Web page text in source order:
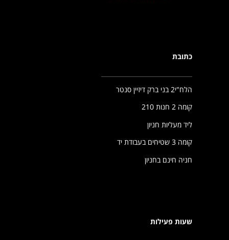
כתובת
הלח"י2 בני ברק דיזיין סנטר
קומה 2 חנות 210
ליד מעליות חניון
קומה 3 שטיחים בעבודת יד
חניה חינם בחניון
שעות פעילות